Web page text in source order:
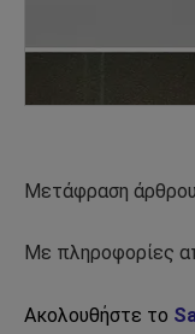
Μετάφραση
Με πληροφορίες
Ακολουθήστε το